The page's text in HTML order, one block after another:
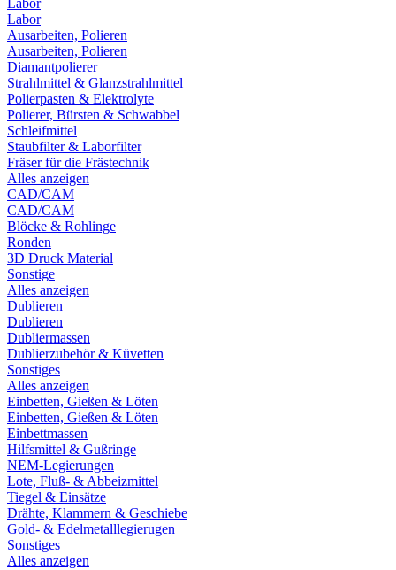
Labor
Labor
Ausarbeiten, Polieren
Ausarbeiten, Polieren
Diamantpolierer
Strahlmittel & Glanzstrahlmittel
Polierpasten & Elektrolyte
Polierer, Bürsten & Schwabbel
Schleifmittel
Staubfilter & Laborfilter
Fräser für die Frästechnik
Alles anzeigen
CAD/CAM
CAD/CAM
Blöcke & Rohlinge
Ronden
3D Druck Material
Sonstige
Alles anzeigen
Dublieren
Dublieren
Dubliermassen
Dublierzubehör & Küvetten
Sonstiges
Alles anzeigen
Einbetten, Gießen & Löten
Einbetten, Gießen & Löten
Einbettmassen
Hilfsmittel & Gußringe
NEM-Legierungen
Lote, Fluß- & Abbeizmittel
Tiegel & Einsätze
Drähte, Klammern & Geschiebe
Gold- & Edelmetalllegierugen
Sonstiges
Alles anzeigen